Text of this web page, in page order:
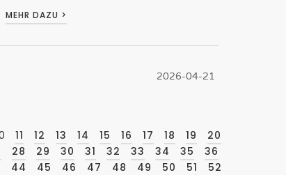
MEHR DAZU >
2026-04-21
11 12 13 14 15 16 17 18 19
20
28 29 30 31 32 33 34 35
36
44 45 46 47 48 49 50 51
52